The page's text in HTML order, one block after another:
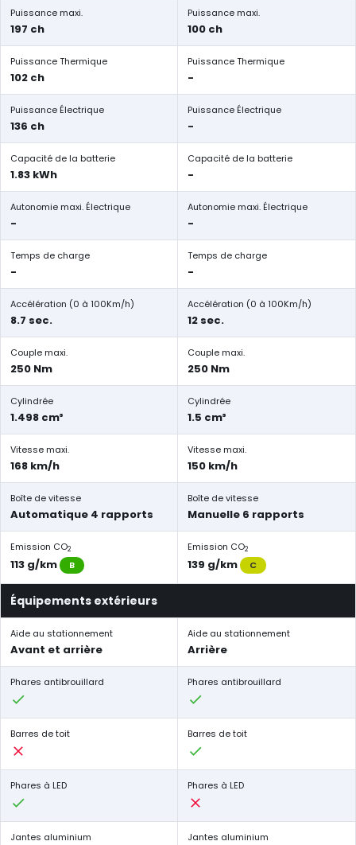
Puissance maxi.
197 ch
Puissance maxi.
100 ch
Puissance Thermique
102 ch
Puissance Thermique
-
Puissance Électrique
136 ch
Puissance Électrique
-
Capacité de la batterie
1.83 kWh
Capacité de la batterie
-
Autonomie maxi. Électrique
-
Autonomie maxi. Électrique
-
Temps de charge
-
Temps de charge
-
Accélération (0 à 100Km/h)
8.7 sec.
Accélération (0 à 100Km/h)
12 sec.
Couple maxi.
250 Nm
Couple maxi.
250 Nm
Cylindrée
1.498 cm³
Cylindrée
1.5 cm³
Vitesse maxi.
168 km/h
Vitesse maxi.
150 km/h
Boîte de vitesse
Automatique 4 rapports
Boîte de vitesse
Manuelle 6 rapports
Emission CO2
113 g/km B
Emission CO2
139 g/km C
Équipements extérieurs
Aide au stationnement
Avant et arrière
Aide au stationnement
Arrière
Phares antibrouillard Phares antibrouillard
Barres de toit Barres de toit
Phares à LED Phares à LED
Jantes aluminium Jantes aluminium